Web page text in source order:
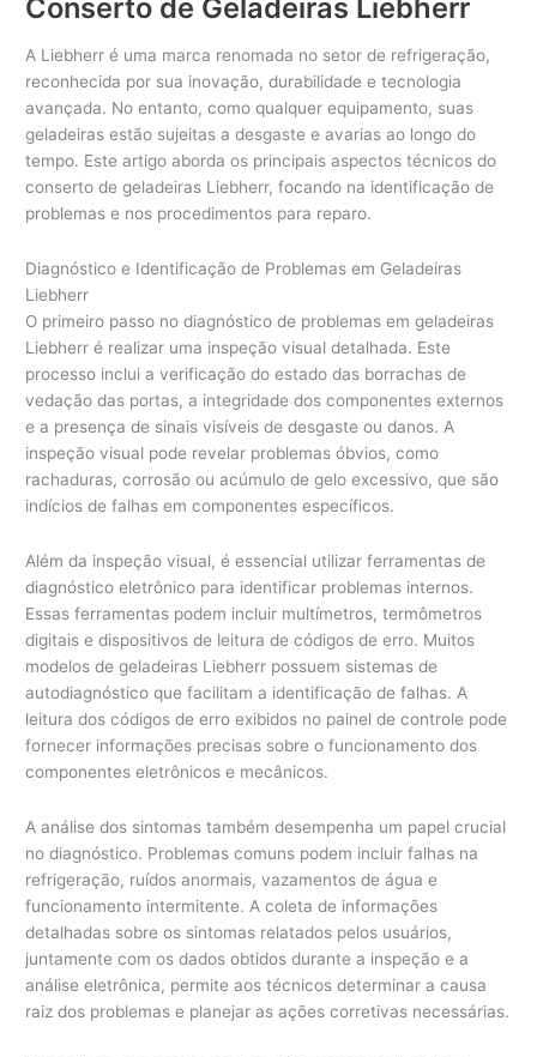
Importadas
Conserto de Geladeiras Liebherr
A Liebherr é uma marca renomada no setor de refrigeração,
reconhecida por sua inovação, durabilidade e tecnologia
avançada. No entanto, como qualquer equipamento, suas
geladeiras estão sujeitas a desgaste e avarias ao longo do
tempo. Este artigo aborda os principais aspectos técnicos do
conserto de geladeiras Liebherr, focando na identificação de
problemas e nos procedimentos para reparo.
Diagnóstico e Identificação de Problemas em Geladeiras
Liebherr
O primeiro passo no diagnóstico de problemas em geladeiras
Liebherr é realizar uma inspeção visual detalhada. Este
processo inclui a verificação do estado das borrachas de
vedação das portas, a integridade dos componentes externos
e a presença de sinais visíveis de desgaste ou danos. A
inspeção visual pode revelar problemas óbvios, como
rachaduras, corrosão ou acúmulo de gelo excessivo, que são
indícios de falhas em componentes específicos.
Além da inspeção visual, é essencial utilizar ferramentas de
diagnóstico eletrônico para identificar problemas internos.
Essas ferramentas podem incluir multímetros, termômetros
digitais e dispositivos de leitura de códigos de erro. Muitos
modelos de geladeiras Liebherr possuem sistemas de
autodiagnóstico que facilitam a identificação de falhas. A
leitura dos códigos de erro exibidos no painel de controle pode
fornecer informações precisas sobre o funcionamento dos
componentes eletrônicos e mecânicos.
A análise dos sintomas também desempenha um papel crucial
no diagnóstico. Problemas comuns podem incluir falhas na
refrigeração, ruídos anormais, vazamentos de água e
funcionamento intermitente. A coleta de informações
detalhadas sobre os sintomas relatados pelos usuários,
juntamente com os dados obtidos durante a inspeção e a
análise eletrônica, permite aos técnicos determinar a causa
raiz dos problemas e planejar as ações corretivas necessárias.